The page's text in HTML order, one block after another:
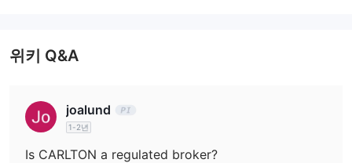
계정 유형 및 수수료
계정을 제공합니다.
최소 입금액은 달러 10달러뿐
초보자들에게도 저렴합니다.
위키 Q&A
joalund
1-2년
Is CARLTON a regulated broker?